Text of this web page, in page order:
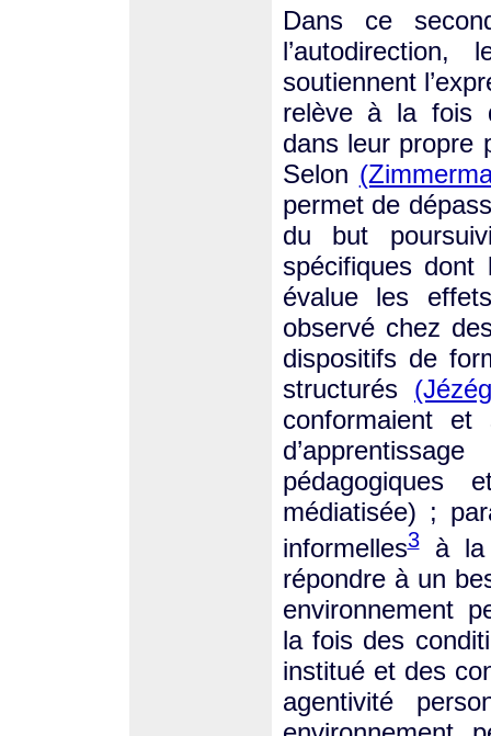
Dans ce
l’autodirection,
soutiennent
relève à la fois
dans leur propre
Selon
permet de
du but
spécifiques
évalue les
observé chez
dispositifs de
structurés
conformaient et
pédagogiques
médiatisée) ;
informelles3à la
répondre à un
environnement
la fois des
institué et des
agentivité